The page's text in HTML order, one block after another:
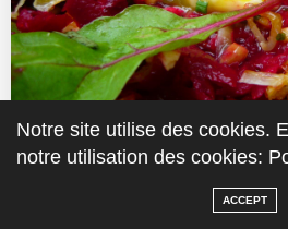
Salade de Jeunes Pousses,
Notre site utilise des cookies.
notre utilisation des cookies:
ACCEPT